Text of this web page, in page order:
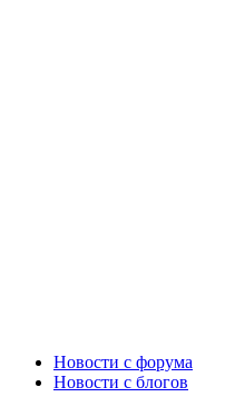
Новости c форума
Новости с блогов